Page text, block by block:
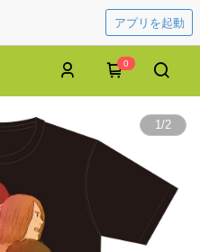
アプリを起動
0
1/2